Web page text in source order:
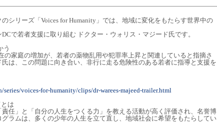
シリーズ「Voices for Humanity」では、地域に変化をもたらす世界中の
で若者支援に取り組む ドクター・ウォリス・マジード氏です。
う
の家庭の増加が、若者の薬物乱用や犯罪率上昇と関連していると指摘さ
は、この問題に向き合い、非行に走る危険性のある若者に指導と支援を
voices-for-humanity/clips/dr-warees-majeed-trailer.html
は
任」と「自分の人生をつくる力」を教える活動が高く評価され、名誉博
ラムは、多くの少年の人生を立て直し、地域社会に希望をもたらしてい